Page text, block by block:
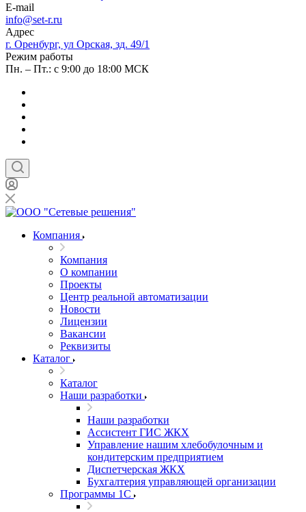
E-mail
info@set-r.ru
Адрес
г. Оренбург, ул Орская, зд. 49/1
Режим работы
Пн. – Пт.: с 9:00 до 18:00 МСК
Компания
Компания
О компании
Проекты
Центр реальной автоматизации
Новости
Лицензии
Вакансии
Реквизиты
Каталог
Каталог
Наши разработки
Наши разработки
Ассистент ГИС ЖКХ
Управление нашим хлебобулочным и
кондитерским предприятием
Диспетчерская ЖКХ
Бухгалтерия управляющей организации
Программы 1С